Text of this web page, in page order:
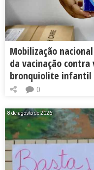
Mobilização
da vacinação
bronquiolite infantil
0
8 de agosto de 2026